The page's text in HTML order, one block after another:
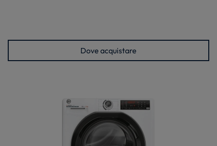
Dove acquistare